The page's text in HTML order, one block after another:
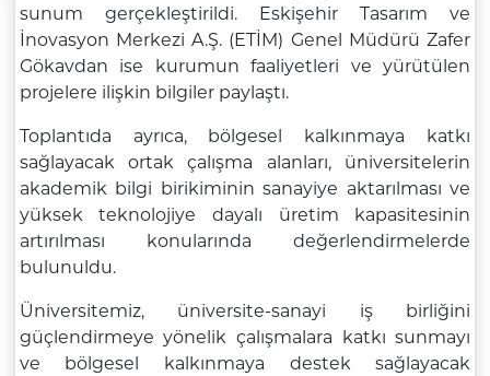
sunum gerçekleştirildi. Eskişehir Tasarım ve
İnovasyon Merkezi A.Ş. (ETİM) Genel Müdürü Zafer
Gökavdan ise kurumun faaliyetleri ve yürütülen
projelere ilişkin bilgiler paylaştı.
Toplantıda ayrıca, bölgesel kalkınmaya katkı
sağlayacak ortak çalışma alanları, üniversitelerin
akademik bilgi birikiminin sanayiye aktarılması ve
yüksek teknolojiye dayalı üretim kapasitesinin
artırılması konularında değerlendirmelerde
bulunuldu.
Üniversitemiz, üniversite-sanayi iş birliğini
güçlendirmeye yönelik çalışmalara katkı sunmayı
ve bölgesel kalkınmaya destek sağlayacak